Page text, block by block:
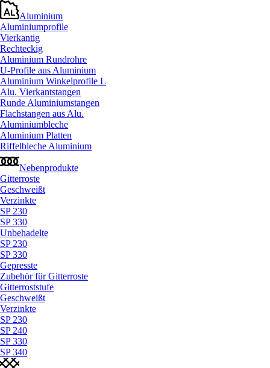
Aluminium
Aluminiumprofile
Vierkantig
Rechteckig
Aluminium Rundrohre
U-Profile aus Aluminium
Aluminium Winkelprofile L
Alu. Vierkantstangen
Runde Aluminiumstangen
Flachstangen aus Alu.
Aluminiumbleche
Aluminium Platten
Riffelbleche Aluminium
Nebenprodukte
Gitterroste
Geschweißt
Verzinkte
SP 230
SP 330
Unbehadelte
SP 230
SP 330
Gepresste
Zubehör für Gitterroste
Gitterroststufe
Geschweißt
Verzinkte
SP 230
SP 240
SP 330
SP 340